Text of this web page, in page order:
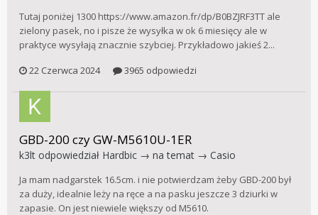
Tutaj poniżej 1300 https://www.amazon.fr/dp/B0BZJRF3TT ale
zielony pasek, no i pisze że wysyłka w ok 6 miesięcy ale w
praktyce wysyłają znacznie szybciej. Przykładowo jakieś 2...
22 Czerwca 2024
3965 odpowiedzi
GBD-200 czy GW-M5610U-1ER
k3lt odpowiedział Hardbic → na temat → Casio
Ja mam nadgarstek 16.5cm. i nie potwierdzam żeby GBD-200 był
za duży, idealnie leży na ręce a na pasku jeszcze 3 dziurki w
zapasie. On jest niewiele większy od M5610.